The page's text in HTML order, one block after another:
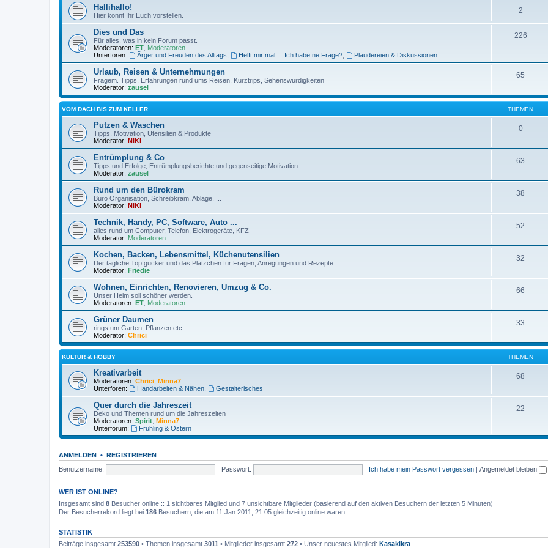
Hallihallo!
Hier könnt Ihr Euch vorstellen.
2
Dies und Das
Für alles, was in kein Forum passt.
Moderatoren: ET Moderatoren
Unterforen:
Ärger und Freuden des Alltags Helft mir mal ... Ich habe ne Frage?, Plaudereien & Diskussionen
226
Urlaub, Reisen & Unternehmungen
Fragem. Tipps, Erfahrungen rund ums Reisen, Kurztrips, Sehenswürdigkeiten
Moderator: zausel
65
VOM DACH BIS ZUM KELLER THEMEN
Putzen & Waschen
Tipps, Motivation, Utensilien & Produkte
Moderator: NiKi
0
Entrümplung & Co
Tipps und Erfolge, Entrümplungsberichte und gegenseitige Motivation
Moderator: zausel
63
Rund um den Bürokram
Büro Organisation, Schreibkram, Ablage, ...
Moderator: NiKi
38
Technik, Handy, PC, Software, Auto ...
alles rund um Computer, Telefon, Elektrogeräte, KFZ
Moderator: Moderatoren
52
Kochen, Backen, Lebensmittel, Küchenutensilien
Der tägliche Topfgucker und das Plätzchen für Fragen, Anregungen und Rezepte
Moderator: Friedie
32
Wohnen, Einrichten, Renovieren, Umzug & Co.
Unser Heim soll schöner werden.
Moderatoren: ET Moderatoren
66
Grüner Daumen
rings um Garten, Pflanzen etc.
Moderator: Chrici
33
KULTUR & HOBBY THEMEN
Kreativarbeit
Moderatoren: Chrici Minna7
Unterforen:
Handarbeiten & Nähen, Gestalterisches
68
Quer durch die Jahreszeit
Deko und Themen rund um die Jahreszeiten
Moderatoren: Spirit Minna7
Unterforum:
Frühling & Ostern
22
ANMELDEN • REGISTRIEREN
Benutzername:
Passwort: Ich habe mein Passwort vergessen | Angemeldet bleiben
WER IST ONLINE?
Insgesamt sind 8 Besucher online :: 1 sichtbares Mitglied und 7 unsichtbare Mitglieder (basierend auf den aktiven Besuchern der letzten 5 Minuten)
Der Besucherrekord liegt bei 186 Besuchern, die am 11 Jan 2011, 21:05 gleichzeitig online waren.
STATISTIK
Beiträge insgesamt 253590 • Themen insgesamt 3011 • Mitglieder insgesamt 272 • Unser neuestes Mitglied: Kasakikra